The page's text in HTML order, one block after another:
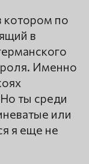
котором по
в
Именно
ты среди
или
я еще не